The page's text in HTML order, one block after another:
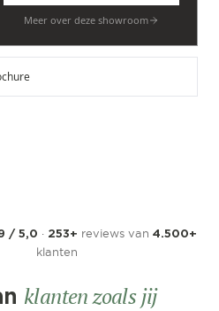
Meer over deze showroom
/ 5,0 · 253+ reviews van 4.500+
klanten
klanten zoals jij